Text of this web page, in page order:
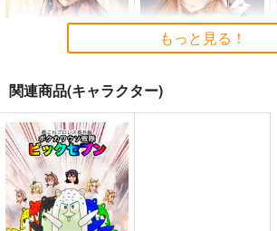
艦これ世界迷作劇場～
赤ずきん・三匹の子ぶ
艦隊これくしょん-艦これ-
暁
響 第六駆逐隊
サンプル
カート
ゲームマスター響～リ
アル脱出ゲーム編～
さといも牧場
響
第六駆逐隊
白バニーガールタペス
トリー
sakiyama幕府
1,100円（税込）
白バニーガール
もっと見る！
関連商品(キャラクター)